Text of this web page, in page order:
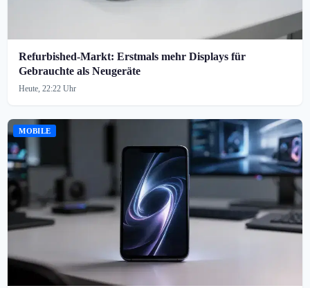
Refurbished-Markt: Erstmals mehr Displays für
Gebrauchte als Neugeräte
Heute, 22:22 Uhr
MOBILE